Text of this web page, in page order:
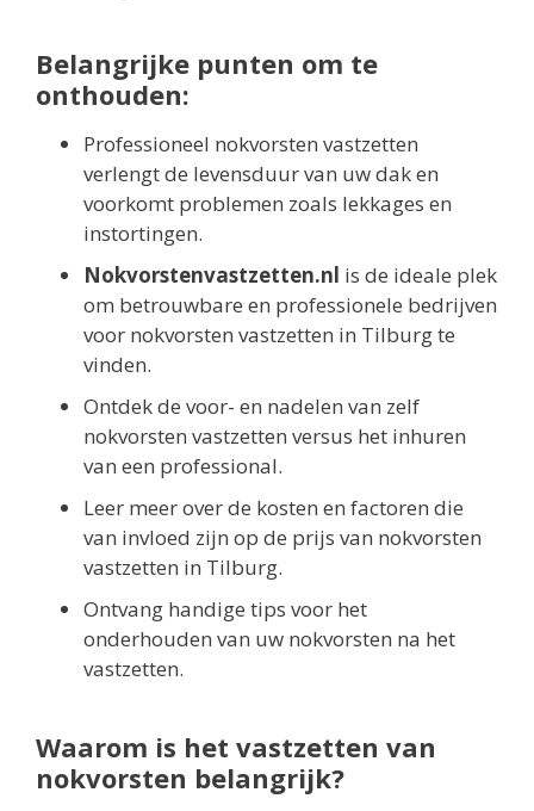
Belangrijke punten om te
onthouden:
Professioneel nokvorsten vastzetten
verlengt de levensduur van uw dak en
voorkomt problemen zoals lekkages en
instortingen.
Nokvorstenvastzetten.nl is de ideale plek
om betrouwbare en professionele bedrijven
voor nokvorsten vastzetten in Tilburg te
vinden.
Ontdek de voor- en nadelen van zelf
nokvorsten vastzetten versus het inhuren
van een professional.
Leer meer over de kosten en factoren die
van invloed zijn op de prijs van nokvorsten
vastzetten in Tilburg.
Ontvang handige tips voor het
onderhouden van uw nokvorsten na het
vastzetten.
Waarom is het vastzetten van
nokvorsten belangrijk?